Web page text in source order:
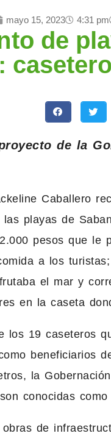
mayo 15, 2023 4:31 pm
de
de la
Caballero
las playas de
pesos que le
a los
el mar y
en la caseta
los 19 caseteros
beneficiarios
la
conocidas
de